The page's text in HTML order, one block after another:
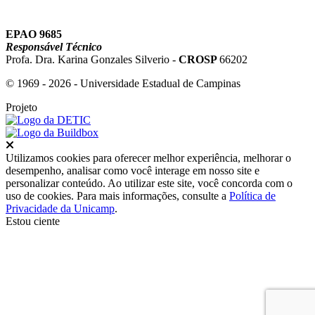
EPAO 9685
Responsável Técnico
Profa. Dra. Karina Gonzales Silverio - CROSP66202
© 1969 - 2026 - Universidade Estadual de Campinas
Projeto
Utilizamos cookies para oferecer melhor experiência, melhorar o
desempenho, analisar como você interage em nosso site e
personalizar conteúdo. Ao utilizar este site, você concorda com o
uso de cookies. Para mais informações, consulte a Política de
Privacidade da Unicamp.
Estou ciente